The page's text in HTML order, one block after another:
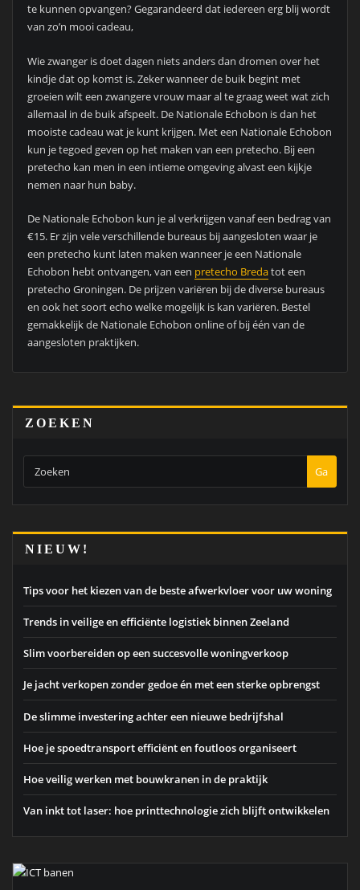
te kunnen opvangen? Gegarandeerd dat iedereen erg blij wordt
van zo’n mooi cadeau,
Wie zwanger is doet dagen niets anders dan dromen over het
kindje dat op komst is. Zeker wanneer de buik begint met
groeien wilt een zwangere vrouw maar al te graag weet wat zich
allemaal in de buik afspeelt. De Nationale Echobon is dan het
mooiste cadeau wat je kunt krijgen. Met een Nationale Echobon
kun je tegoed geven op het maken van een pretecho. Bij een
pretecho kan men in een intieme omgeving alvast een kijkje
nemen naar hun baby.
De Nationale Echobon kun je al verkrijgen vanaf een bedrag van
€15. Er zijn vele verschillende bureaus bij aangesloten waar je
een pretecho kunt laten maken wanneer je een Nationale
Echobon hebt ontvangen, van een pretecho Bredatot een
pretecho Groningen. De prijzen variëren bij de diverse bureaus
en ook het soort echo welke mogelijk is kan variëren. Bestel
gemakkelijk de Nationale Echobon online of bij één van de
aangesloten praktijken.
ZOEKEN
Ga
NIEUW!
Tips voor het kiezen van de beste afwerkvloer voor uw woning
Trends in veilige en efficiënte logistiek binnen Zeeland
Slim voorbereiden op een succesvolle woningverkoop
Je jacht verkopen zonder gedoe én met een sterke opbrengst
De slimme investering achter een nieuwe bedrijfshal
Hoe je spoedtransport efficiënt en foutloos organiseert
Hoe veilig werken met bouwkranen in de praktijk
Van inkt tot laser: hoe printtechnologie zich blijft ontwikkelen